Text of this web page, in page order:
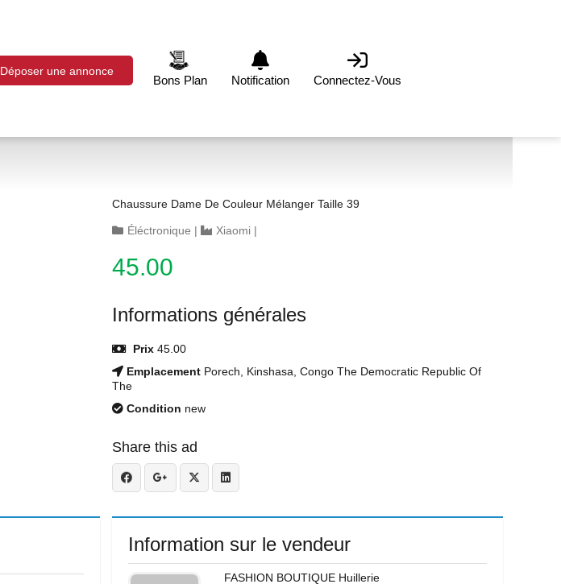
Déposer une annonce
Bons Plan Notification Connectez-Vous
Chaussure Dame De Couleur Mélanger Taille 39
Éléctronique | Xiaomi |
45.00
Informations générales
Prix 45.00
Emplacement Porech, Kinshasa, Congo The Democratic Republic Of
The
Condition new
Share this ad
Information sur le vendeur
FASHION BOUTIQUE Huillerie